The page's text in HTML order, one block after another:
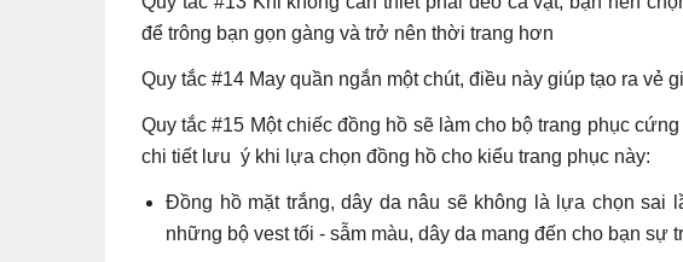
để trông bạn gọn gàng và trở nên thời trang hơn
Quy tắc #14 May quần ngắn một chút, điều này giúp tạo ra vẻ
Quy tắc #15 Một chiếc đồng hồ sẽ làm cho bộ trang phục
chi tiết lưu ý khi lựa chọn đồng hồ cho kiểu trang phục này:
Đồng hồ mặt trắng, dây da nâu sẽ không là lựa chọn sai
những bộ vest tối - sẫm màu, dây da mang đến cho bạn sự